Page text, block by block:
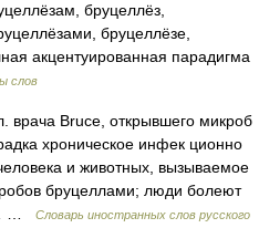
бруцеллёз,
бруцеллёзе,
акцентуированная парадигма
слов
врача Bruce, открывшего микроб
хроническое инфек ционно
и животных, вызываемое
бруцеллами; люди болеют
…
Словарь иностранных слов русского